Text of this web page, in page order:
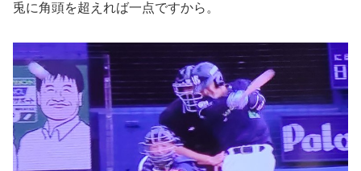
兎に角頭を超えれば一点ですから。